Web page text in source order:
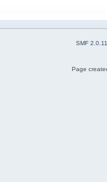
SMF 2.0.11
Page